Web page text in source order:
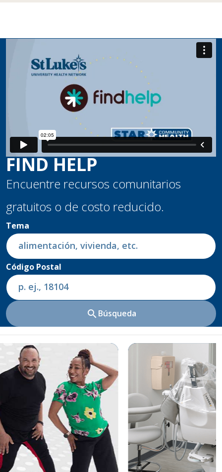
FIND HELP
Encuentre recursos comunitarios
gratuitos o de costo reducido.
Tema
Código Postal
search Búsqueda